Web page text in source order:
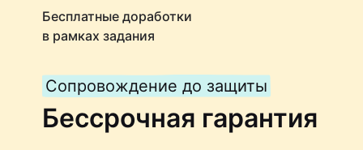
Бесплатные доработки
в рамках задания
Сопровождение до защиты
Бессрочная гарантия